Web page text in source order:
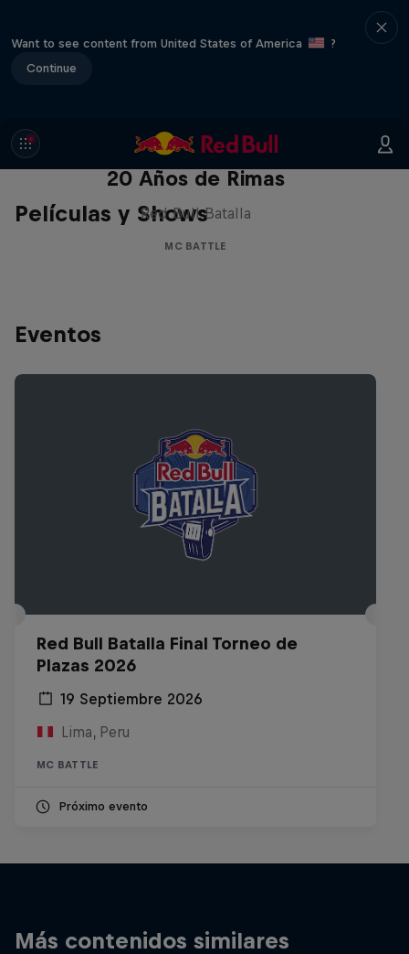
Want to see content from United States of America
?
Continue
Películas y Shows
Red Bull Batalla Nueva Historia:
20 Años de Rimas
Red Bull Batalla
MC BATTLE
Eventos
Red Bull Batalla Final Torneo de
Plazas 2026
19 Septiembre 2026
Lima, Peru
MC BATTLE
Próximo evento
Más contenidos similares